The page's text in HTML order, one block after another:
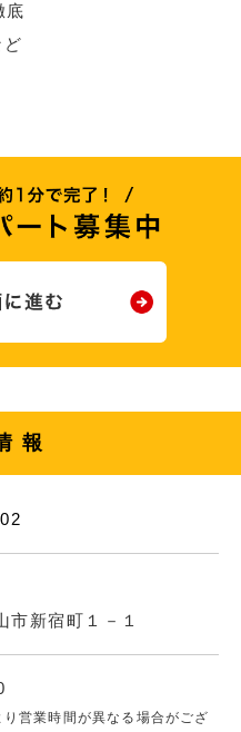
底
報
市新宿町１－１
営業時間が異なる場合がござ